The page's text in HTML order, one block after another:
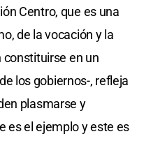
Centro, que es una
de la vocación y la
constituirse en un
los gobiernos-, refleja
plasmarse y
es el ejemplo y este es